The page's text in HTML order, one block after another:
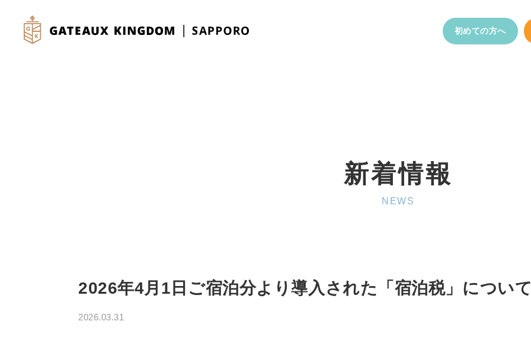
初めての方へ
新着情報
NEWS
2026年4月1日ご宿泊分より導入された「宿泊税」につい
2026.03.31